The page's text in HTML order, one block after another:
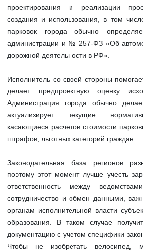
проектирования и реализации
создания и использования, в том
парковок города обычно
администрации и № 257-ФЗ «Об
дорожной деятельности в РФ».
Исполнитель со своей стороны
делает предпроектную оценку
Администрация города обычно
актуализирует текущие
касающиеся расчетов стоимости
штрафов, льготных категорий граждан.
Законодательная база регионов
поэтому этот момент лучше учесть
ответственность между
сотрудничество и обмен данными,
органам исполнительной власти
образования. В таком случае
документацию с учетом специфики
Чтобы не изобретать велосипед,